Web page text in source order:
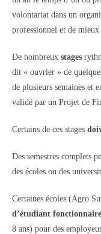
volontariat dans un
professionnel et de
De nombreux stages
dit « ouvrier » de
de plusieurs semaines et
validé par un Projet de
Certains de ces stages
Des semestres complets
des écoles ou des
Certaines écoles (Agro
d’étudiant fonctionnaire
8 ans) pour des